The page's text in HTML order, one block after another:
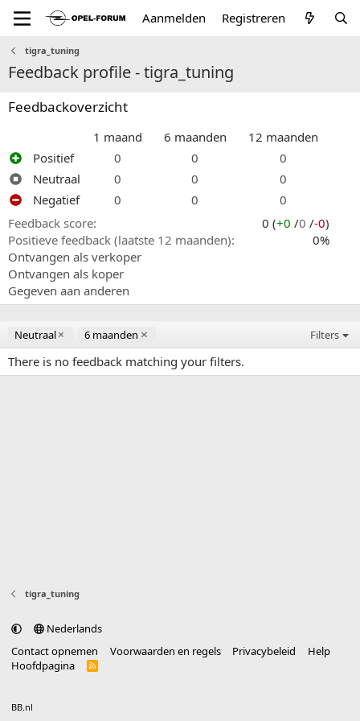
Aanmelden Registreren
tigra_tuning
Feedback profile - tigra_tuning
Feedbackoverzicht
1 maand 6 maanden
12 maanden
Positief
0 0
0
Neutraal
0 0
0
Negatief
0 0
0
Feedback score
0 (+0 /0 /-0)
Positieve feedback (laatste 12 maanden)
0%
Ontvangen als verkoper
Ontvangen als koper
Gegeven aan anderen
Neutraal 6 maanden Filters
There is no feedback matching your filters.
tigra_tuning
Nederlands
Contact opnemen
Voorwaarden en regels Privacybeleid
Help
Hoofdpagina
R
BB.nl